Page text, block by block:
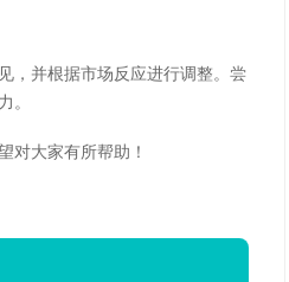
，并根据市场反应进行调整。尝
。
对大家有所帮助！